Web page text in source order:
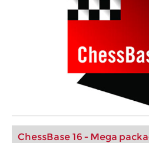
ChessBase 16 - Mega